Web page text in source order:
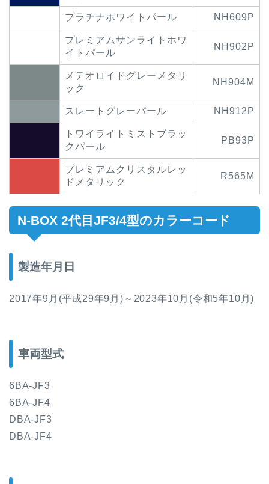
プラチナホワイトパール NH609P
プレミアムサンライトホワ
イトパール
NH902P
メテオロイドグレーメタリ
ック
NH904M
スレートグレーパール NH912P
トワイライトミストブラッ
クパール
PB93P
プレミアムクリスタルレッ
ドメタリック
R565M
N-BOX 2代目 JF3/4型のカラーコード
製造年月日
2017年9月(平成29年9月)～2023年10月(令和5年10月)
車両型式
6BA-JF3
6BA-JF4
DBA-JF3
DBA-JF4